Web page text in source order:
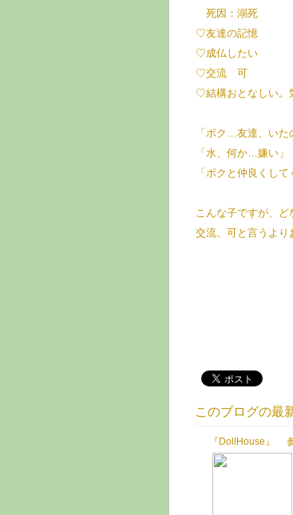
死因：溺死
♡友達の記憶
♡成仏したい
♡交流 可
♡結構おとなしい。
「ボク…友達、いた
「水、何か…嫌い」
「ボクと仲良くし
こんな子ですが、
交流、可と言うより
このブログの最
『DollHouse』
加させていただきま